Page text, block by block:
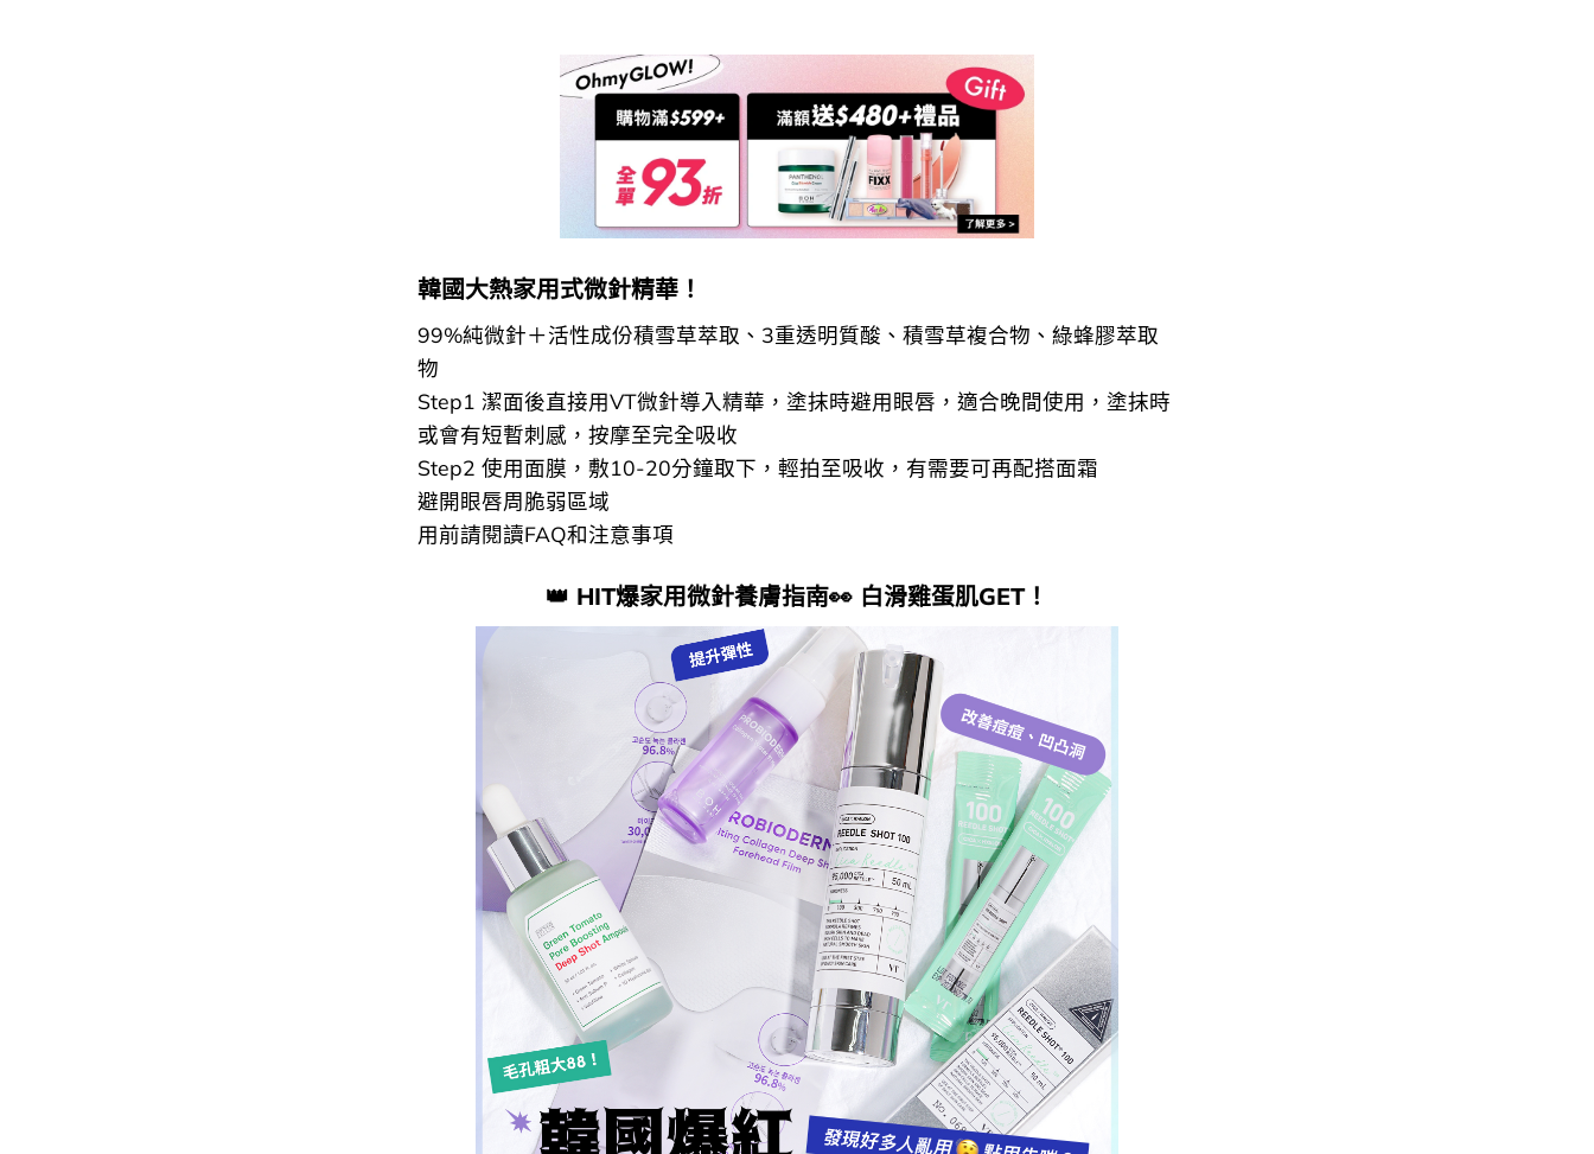
韓國大熱家用式微針精華！
99%純微針＋活性成份積雪草萃取、3重透明質酸、積雪草複合物、綠蜂膠萃取
物
Step1 潔面後直接用VT微針導入精華，塗抹時避用眼唇，適合晚間使用，塗抹時
或會有短暫刺感，按摩至完全吸收
Step2 使用面膜，敷10-20分鐘取下，輕拍至吸收，有需要可再配搭面霜
避開眼唇周脆弱區域
用前請閱讀FAQ和注意事項
👑​ HIT爆家用微針養膚指南👀 白滑​雞蛋肌GET！